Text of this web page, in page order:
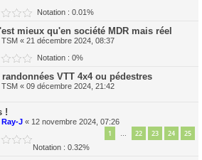
Notation : 0.01%
mieux qu'en société MDR mais réel
TSM « 21 décembre 2024, 08:37
Notation : 0%
VTT 4x4 ou pédestres
TSM « 09 décembre 2024, 21:42
!
Ray-J « 12 novembre 2024, 07:26
1 … 22 23 24 25
Notation : 0.32%